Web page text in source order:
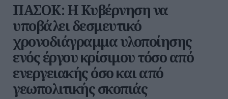
ΠΑΣΟΚ: Η Κυβέρνηση να
υποβάλει δεσμευτικό
χρονοδιάγραμμα υλοποίησης
ενός έργου κρίσιμου τόσο από
ενεργειακής όσο και από
γεωπολιτικής σκοπιάς